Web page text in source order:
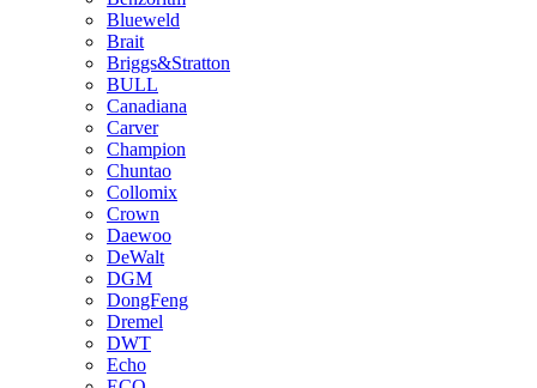
Blueweld
Brait
Briggs&Stratton
BULL
Canadiana
Carver
Champion
Chuntao
Collomix
Crown
Daewoo
DeWalt
DGM
DongFeng
Dremel
DWT
Echo